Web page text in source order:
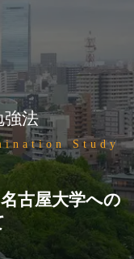
強法
Study
古屋大学への